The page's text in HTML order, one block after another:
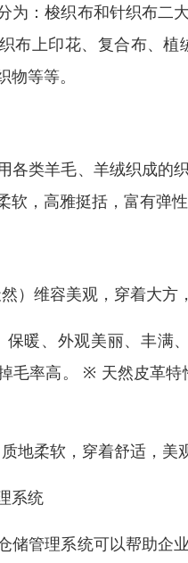
为：梭织布和针织布二
布上印花、复合布、
等等。
各类羊毛、羊绒织成的
软，高雅挺括，富有弹
）维容美观，穿着大方
暖、外观美丽、丰满
毛率高。 ※ 天然皮革
地柔软，穿着舒适，美
系统
储管理系统可以帮助企